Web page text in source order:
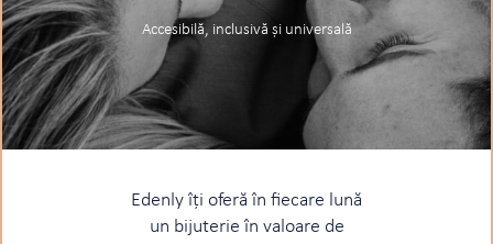
Accesibilă, inclusivă și universală
Edenly îți oferă în fiecare lună
un bijuterie în valoare de